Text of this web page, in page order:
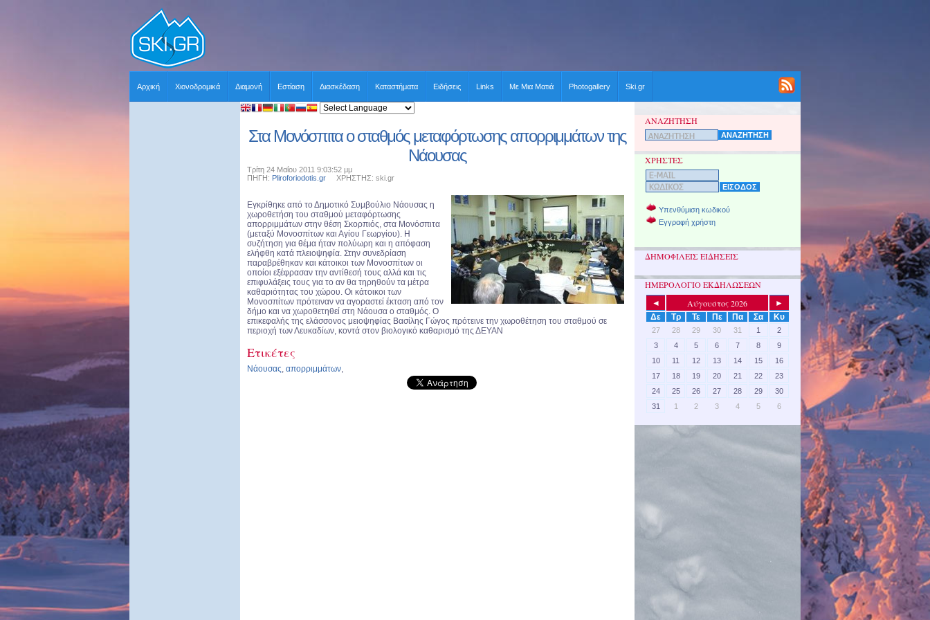
Αρχική Χιονοδρομικά Διαμονή Εστίαση Διασκέδαση Καταστήματα Ειδήσεις Links Με Μια Ματιά Photogallery Ski.gr
Στα Μονόσπιτα ο σταθμός μεταφόρτωσης απορριμμάτων της
Νάουσας
Τρίτη 24 Μαΐου 2011 9:03:52 μμ
ΠΗΓΗ: Pliroforiodotis.gr ΧΡΗΣΤΗΣ: ski.gr
Εγκρίθηκε από το Δημοτικό Συμβούλιο Νάουσας η
χωροθετήση του σταθμού μεταφόρτωσης
απορριμμάτων στην θέση Σκορπιός, στα Μονόσπιτα
(μεταξύ Μονοσπίτων και Αγίου Γεωργίου). Η
συζήτηση για θέμα ήταν πολύωρη και η απόφαση
ελήφθη κατά πλειοψηφία. Στην συνεδρίαση
παραβρέθηκαν και κάτοικοι των Μονοσπίτων οι
οποίοι εξέφρασαν την αντίθεσή τους αλλά και τις
επιφυλάξεις τους για το αν θα τηρηθούν τα μέτρα
καθαριότητας του χώρου. Οι κάτοικοι των
Μονοσπίτων πρότειναν να αγοραστεί έκταση από τον
δήμο και να χωροθετηθεί στη Νάουσα ο σταθμός. Ο
επικεφαλής της ελάσσονος μειοψηφίας Βασίλης Γώγος πρότεινε την χωροθέτηση του σταθμού σε
περιοχή των Λευκαδίων, κοντά στον βιολογικό καθαρισμό της ΔΕΥΑΝ
Ετικέτες
Νάουσας, απορριμμάτων,
ΑΝΑΖΗΤΗΣΗ
ΧΡΗΣΤΕΣ
Υπενθύμιση κωδικού
Εγγραφή χρήστη
ΔΗΜΟΦΙΛΕΙΣ ΕΙΔΗΣΕΙΣ
ΗΜΕΡΟΛΟΓΙΟ ΕΚΔΗΛΩΣΕΩΝ
◄ Αύγουστος 2026
►
Δε
Τρ Τε Πε Πα Σα Κυ
27 28 29 30 31 1
2
3
4 5 6 7 8
9
10
11 12 13 14 15
16
17
18 19 20 21 22
23
24
25 26 27 28 29
30
31
1 2 3 4 5 6